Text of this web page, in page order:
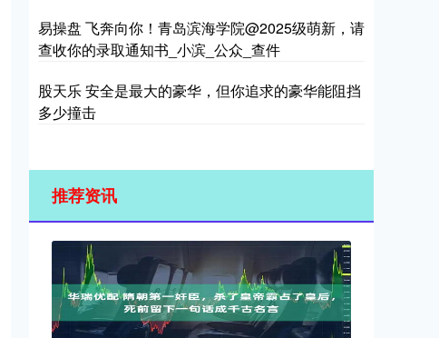
易操盘 飞奔向你！青岛滨海学院@2025级萌新，请
查收你的录取通知书_小滨_公众_查件
股天乐 安全是最大的豪华，但你追求的豪华能阻挡
多少撞击
推荐资讯